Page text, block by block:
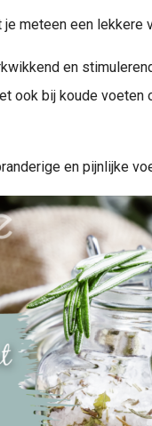
meteen een lekkere
en
ook bij koude
en pijnlijke